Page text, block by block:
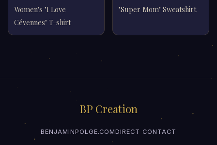
Women's "I Love
Cévennes" T-shirt
"Super Mom" Sweatshirt
BP Creation
BENJAMINPOLGE.COMDIRECT CONTACT